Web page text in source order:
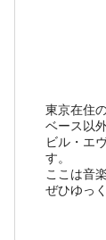
東京在住
ベース以
ビル・エ
す。
ここは音
ぜひゆっ